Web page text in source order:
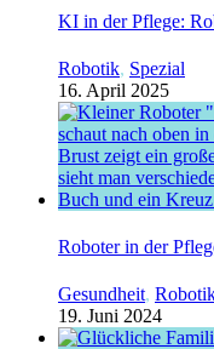
KI in der Pflege:
Robotik, Spezial
16. April 2025
Roboter in der
Gesundheit,
19. Juni 2024